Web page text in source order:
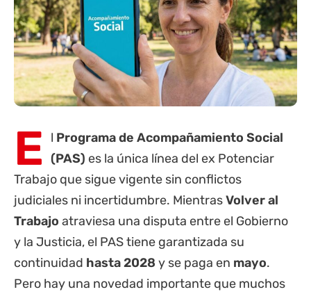
E l Programa de Acompañamiento Social
(PAS) es la única línea del ex Potenciar
Trabajo que sigue vigente sin conflictos
judiciales ni incertidumbre. MientrasVolver al
Trabajo atraviesa una disputa entre el Gobierno
y la Justicia, el PAS tiene garantizada su
continuidad hasta 2028 y se paga en mayo.
Pero hay una novedad importante que muchos